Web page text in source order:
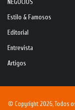
NEGÓCIOS
Estilo & Famosos
Editorial
Entrevista
Artigos
© Copyright 2026, Todos